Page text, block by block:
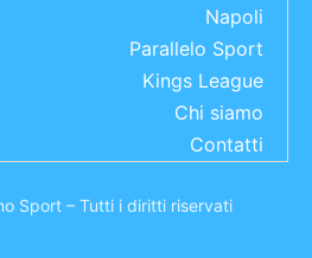
Napoli
Parallelo Sport
Kings League
Chi siamo
Contatti
Sport – Tutti i diritti riservati